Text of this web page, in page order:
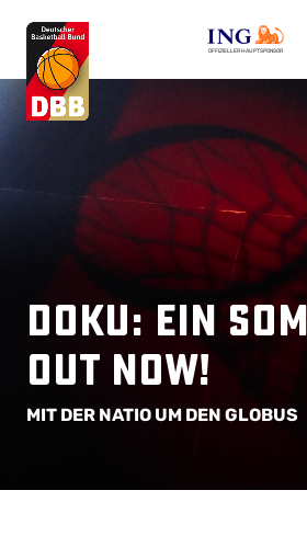
OFFIZIELLER HAUPTSPONSOR
Doku: EIN
Out now!
MIT DER NATIO UM DEN GLOBUS